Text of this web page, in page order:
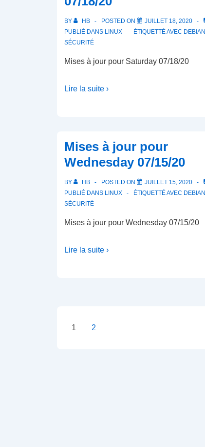
BY HB POSTED ON
JUILLET 18, 2020
PUBLIÉ DANS LINUX ÉTIQUETTÉ AVEC DEBIAN
SÉCURITÉ
Mises à jour pour Saturday 07/18/20
Lire la suite ›
Mises à jour pour
Wednesday 07/15/20
BY HB POSTED ON
JUILLET 15, 2020
PUBLIÉ DANS LINUX ÉTIQUETTÉ AVEC DEBIAN
SÉCURITÉ
Mises à jour pour Wednesday 07/15/20
Lire la suite ›
Pagination
1 2